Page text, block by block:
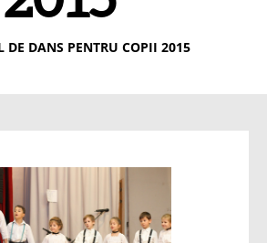
DE DANS PENTRU COPII 2015